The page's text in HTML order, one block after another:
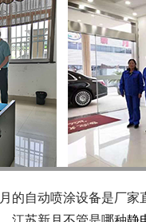
的自动喷涂设备是厂